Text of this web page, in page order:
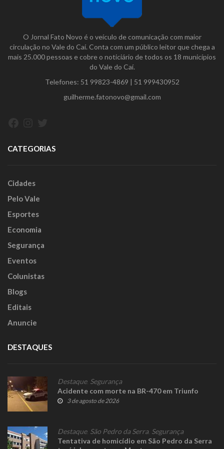
O Jornal Fato Novo é o veículo de comunicação com maior
circulação no Vale do Caí. Conta com um público leitor que chega a
mais 25.000 pessoas e cobre o noticiário de todos os 18 municípios
do Vale do Caí.
Telefones: 51 99823-4869 | 51 999430952
guilherme.fatonovo@gmail.com
CATEGORIAS
Cidades
Pelo Vale
Esportes
Economia
Segurança
Eventos
Colunistas
Blogs
Editais
Anuncie
DESTAQUES
Destaque, Segurança
Acidente com morte na BR-470 em Triunfo
3 de agosto de 2026
Destaque, São Pedro da Serra, Segurança
Tentativa de homicídio em São Pedro da Serra